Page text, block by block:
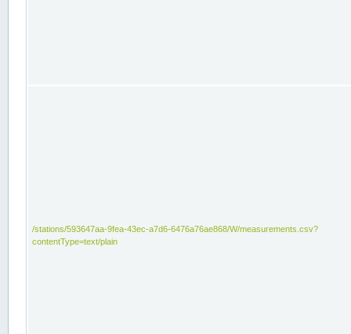
/stations/593647aa-9fea-43ec-a7d6-6476a76ae868/W/measurements.csv?
contentType=text/plain